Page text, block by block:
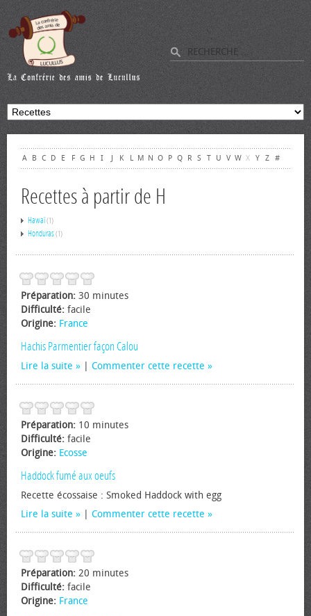
A B C D E F G H I J K L M N O P Q R S T U V W X Y Z #
Recettes à partir de H
Hawaï(1)
Honduras(1)
Préparation: 30 minutes
Difficulté: facile
Origine: France
Hachis Parmentier façon Calou
Lire la suite Commenter cette recette
Préparation: 10 minutes
Difficulté: facile
Origine: Ecosse
Haddock fumé aux oeufs
Recette écossaise : Smoked Haddock with egg
Lire la suite
Commenter cette recette
Préparation: 20 minutes
Difficulté: facile
Origine: France